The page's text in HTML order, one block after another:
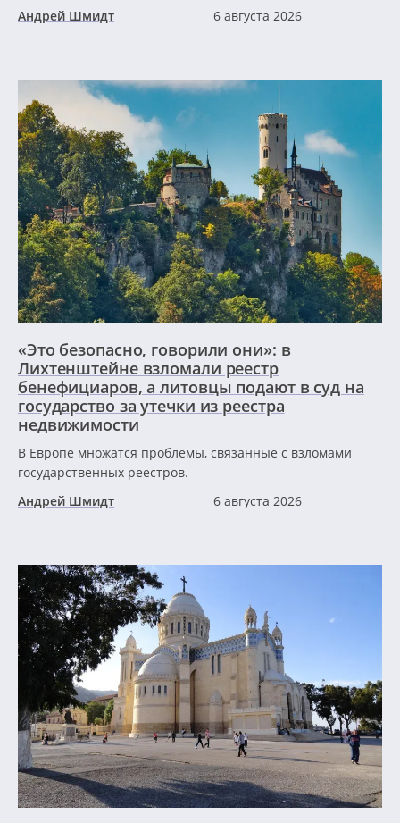
Андрей Шмидт
6 августа 2026
«Это безопасно, говорили они»: в
Лихтенштейне взломали реестр
бенефициаров, а литовцы подают в суд на
государство за утечки из реестра
недвижимости
В Европе множатся проблемы, связанные с взломами
государственных реестров.
Андрей Шмидт
6 августа 2026